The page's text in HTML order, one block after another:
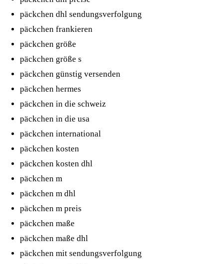
päckchen dhl sendungsverfolgung
päckchen frankieren
päckchen größe
päckchen größe s
päckchen günstig versenden
päckchen hermes
päckchen in die schweiz
päckchen in die usa
päckchen international
päckchen kosten
päckchen kosten dhl
päckchen m
päckchen m dhl
päckchen m preis
päckchen maße
päckchen maße dhl
päckchen mit sendungsverfolgung